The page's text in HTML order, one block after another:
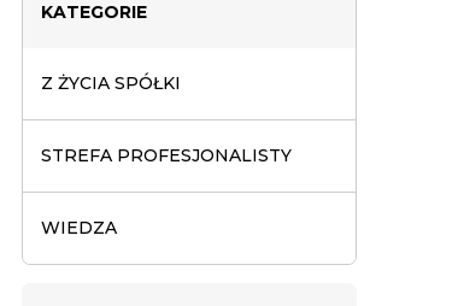
KATEGORIE
Z ŻYCIA SPÓŁKI
STREFA PROFESJONALISTY
WIEDZA